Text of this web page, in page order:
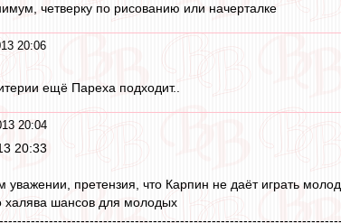
четверку по рисованию или начерталке
20:06
ещё Пареха подходит..
20:04
20:33
уважении, претензия, что Карпин не даёт играть
халява шансов для молодых